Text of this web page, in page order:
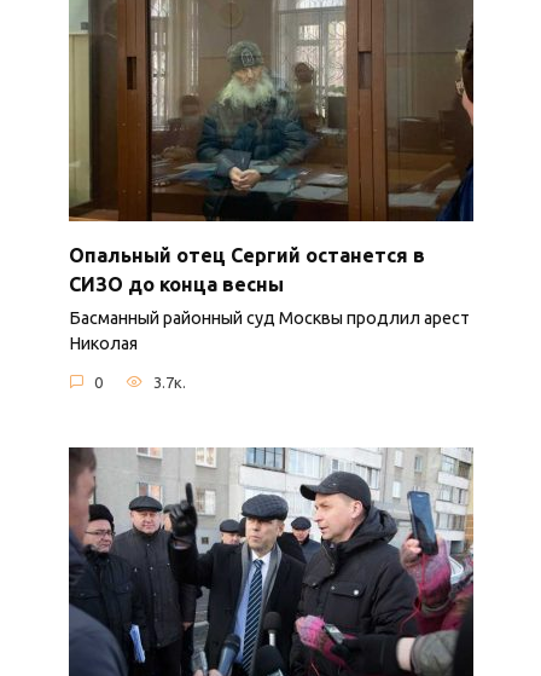
Опальный отец Сергий останется в
СИЗО до конца весны
Басманный районный суд Москвы продлил арест
Николая
0 3.7к.